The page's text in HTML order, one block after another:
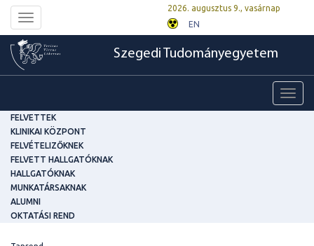
Toggle
navigation
2026. augusztus 9., vasárnap
EN
Szegedi Tudományegyetem
FELVETTEK
KLINIKAI KÖZPONT
FELVÉTELIZŐKNEK
FELVETT HALLGATÓKNAK
HALLGATÓKNAK
MUNKATÁRSAKNAK
ALUMNI
OKTATÁSI REND